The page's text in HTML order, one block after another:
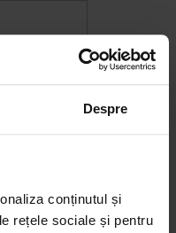
Despre
conținutul și
rețele sociale și pentru